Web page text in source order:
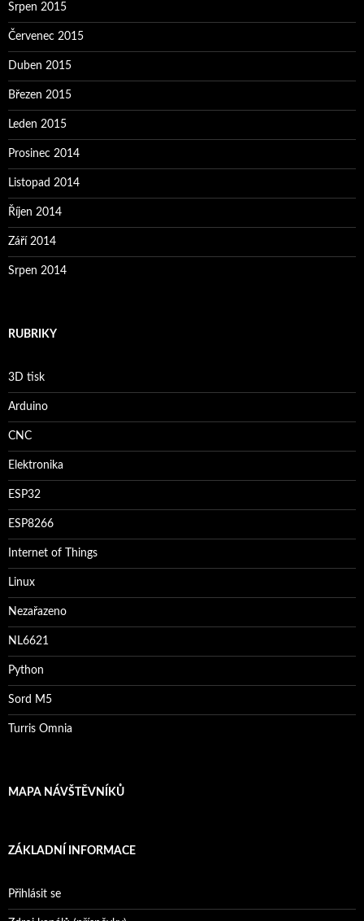
Srpen 2015
Červenec 2015
Duben 2015
Březen 2015
Leden 2015
Prosinec 2014
Listopad 2014
Říjen 2014
Září 2014
Srpen 2014
RUBRIKY
3D tisk
Arduino
CNC
Elektronika
ESP32
ESP8266
Internet of Things
Linux
Nezařazeno
NL6621
Python
Sord M5
Turris Omnia
MAPA NÁVŠTĚVNÍKŮ
ZÁKLADNÍ INFORMACE
Přihlásit se